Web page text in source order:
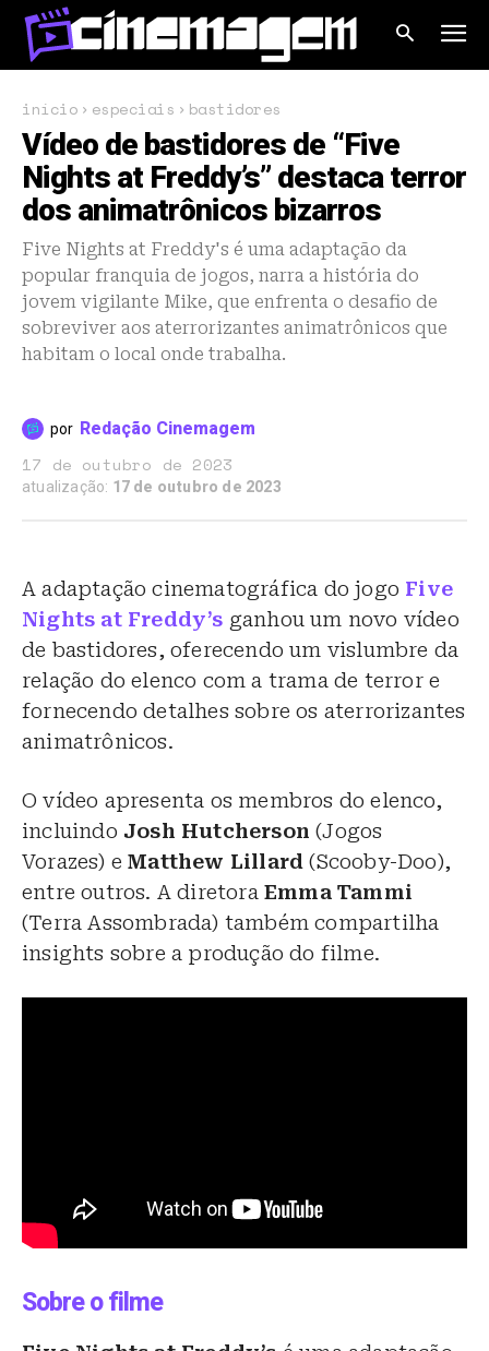
início especiais bastidores
Vídeo de bastidores de “Five
Nights at Freddy’s” destaca terror
dos animatrônicos bizarros
Five Nights at Freddy's é uma adaptação da
popular franquia de jogos, narra a história do
jovem vigilante Mike, que enfrenta o desafio de
sobreviver aos aterrorizantes animatrônicos que
habitam o local onde trabalha.
por Redação Cinemagem
17 de outubro de 2023
atualização: 17 de outubro de 2023
A adaptação cinematográfica do jogo Five
Nights at Freddy’s ganhou um novo vídeo
de bastidores, oferecendo um vislumbre da
relação do elenco com a trama de terror e
fornecendo detalhes sobre os aterrorizantes
animatrônicos.
O vídeo apresenta os membros do elenco,
incluindo Josh Hutcherson (Jogos
Vorazes) eMatthew Lillard (Scooby-Doo),
entre outros. A diretora Emma Tammi
(Terra Assombrada) também compartilha
insights sobre a produção do filme.
Sobre o filme